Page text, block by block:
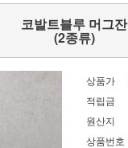
코발트블루 머그잔
(2종류)
상품가
적립금
원산지
상품번호